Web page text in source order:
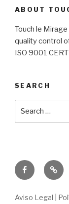
ABOUT
Touch le
quality control
ISO 9001
SEARCH
Facebook
Aviso Legal